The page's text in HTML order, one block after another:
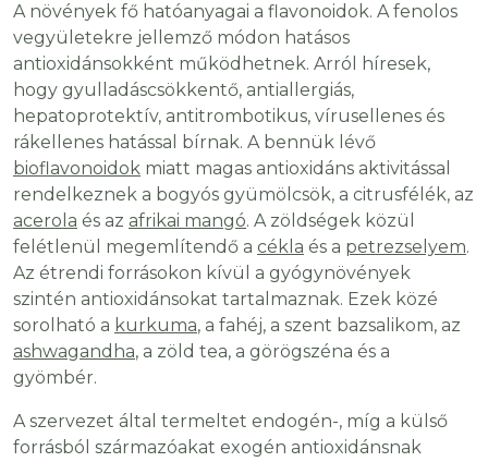
A növények fő hatóanyagai a flavonoidok. A fenolos
vegyületekre jellemző módon hatásos
antioxidánsokként működhetnek. Arról híresek,
hogy gyulladáscsökkentő, antiallergiás,
hepatoprotektív, antitrombotikus, vírusellenes és
rákellenes hatással bírnak. A bennük lévő
bioflavonoidok miatt magas antioxidáns aktivitással
rendelkeznek a bogyós gyümölcsök, a citrusfélék, az
acerola és az afrikai mangó. A zöldségek közül
felétlenül megemlítendő a cékla és a petrezselyem.
Az étrendi forrásokon kívül a gyógynövények
szintén antioxidánsokat tartalmaznak. Ezek közé
sorolható a kurkuma, a fahéj, a szent bazsalikom, az
ashwagandha, a zöld tea, a görögszéna és a
gyömbér.
A szervezet által termeltet endogén-, míg a külső
forrásból származóakat exogén antioxidánsnak